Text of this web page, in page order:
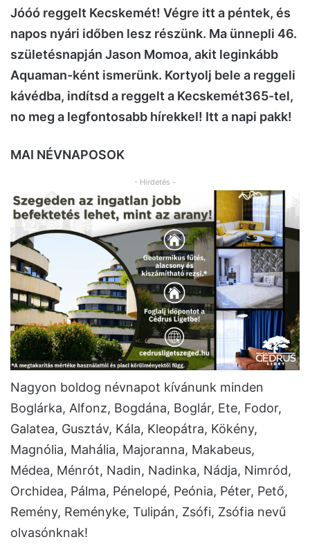
Jóóó reggelt Kecskemét! Végre itt a péntek, és
napos nyári időben lesz részünk. Ma ünnepli 46.
születésnapján Jason Momoa, akit leginkább
Aquaman-ként ismerünk. Kortyolj bele a reggeli
kávédba, indítsd a reggelt a Kecskemét365-tel,
no meg a legfontosabb hírekkel! Itt a napi pakk!
MAI NÉVNAPOSOK
- Hirdetés -
Nagyon boldog névnapot kívánunk minden
Boglárka, Alfonz, Bogdána, Boglár, Ete, Fodor,
Galatea, Gusztáv, Kála, Kleopátra, Kökény,
Magnólia, Mahália, Majoranna, Makabeus,
Médea, Ménrót, Nadin, Nadinka, Nádja, Nimród,
Orchidea, Pálma, Pénelopé, Peónia, Péter, Pető,
Remény, Reményke, Tulipán, Zsófi, Zsófia nevű
olvasónknak!